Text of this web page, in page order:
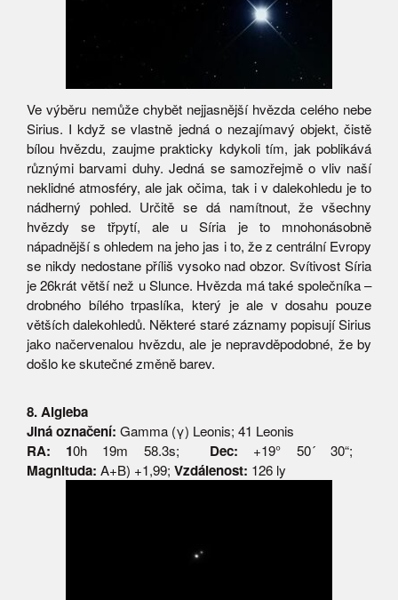
Ve výběru nemůže chybět nejjasnější hvězda celého nebe
Sirius. I když se vlastně jedná o nezajímavý objekt, čistě
bílou hvězdu, zaujme prakticky kdykoli tím, jak poblikává
různými barvami duhy. Jedná se samozřejmě o vliv naší
neklidné atmosféry, ale jak očima, tak i v dalekohledu je to
nádherný pohled. Určitě se dá namítnout, že všechny
hvězdy se třpytí, ale u Síria je to mnohonásobně
nápadnější s ohledem na jeho jas i to, že z centrální Evropy
se nikdy nedostane příliš vysoko nad obzor. Svítivost Síria
je 26krát větší než u Slunce. Hvězda má také společníka –
drobného bílého trpaslíka, který je ale v dosahu pouze
větších dalekohledů. Některé staré záznamy popisují Sirius
jako načervenalou hvězdu, ale je nepravděpodobné, že by
došlo ke skutečné změně barev.
8. Algieba
Jiná označení: Gamma (γ) Leonis; 41 Leonis
RA: 10h 19m 58.3s; Dec: +19° 50´ 30“;
Magnituda: A+B) +1,99; Vzdálenost: 126 ly